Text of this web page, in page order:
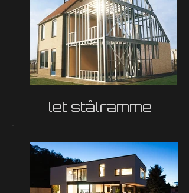
let stålramme